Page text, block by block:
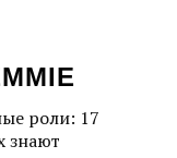
роли: 17
знают